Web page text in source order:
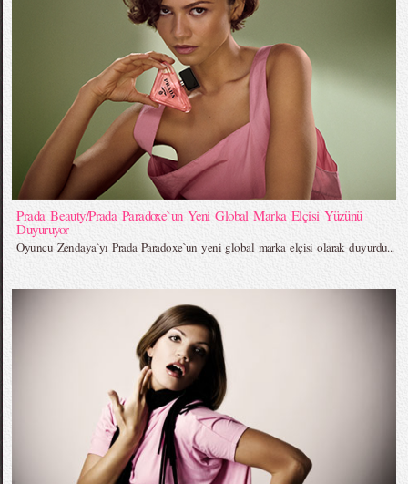
Prada Beauty/Prada Paradoxe`un Yeni Global Marka Elçisi Yüzünü
Duyuruyor
Oyuncu Zendaya`yı Prada Paradoxe`un yeni global marka elçisi olarak duyurdu...